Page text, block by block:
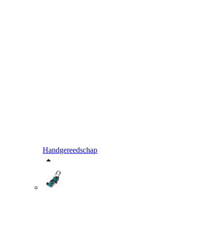
Handgereedschap